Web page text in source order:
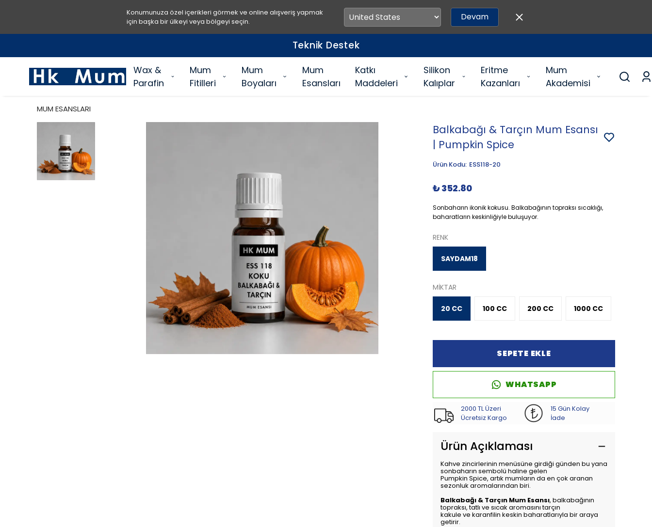
Konumunuza özel içerikleri görmek ve online alışveriş yapmak
için başka bir ülkeyi veya bölgeyi seçin.
Devam
Teknik Destek
Wax &
Parafin
Mum
Fitilleri
Mum
Boyaları
Mum
Esansları
Katkı
Maddeleri
Silikon
Kalıplar
Eritme
Kazanları
Mum
Akademisi
MUM ESANSLARI
Balkabağı & Tarçın Mum Esansı
| Pumpkin Spice
Ürün Kodu: ESS118-20
₺ 352.80
Sonbaharın ikonik kokusu. Balkabağının topraksı sıcaklığı,
baharatların keskinliğiyle buluşuyor.
RENK
SAYDAM18
MİKTAR
20 CC 100 CC 200 CC 1000 CC
SEPETE EKLE
WHATSAPP
2000 TL Üzeri
Ücretsiz Kargo
15 Gün Kolay
İade
Ürün Açıklaması
Kahve zincirlerinin menüsüne girdiği günden bu yana
sonbaharın sembolü haline gelen
Pumpkin Spice, artık mumların da en çok aranan
sezonluk aromalarından biri.
Balkabağı & Tarçın Mum Esansı, balkabağının
topraksı, tatlı ve sıcak aromasını tarçın
kakule ve karanfilin keskin baharatlarıyla bir araya
getirir.